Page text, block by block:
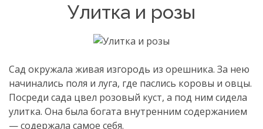
Улитка и розы
Сад окружала живая изгородь из орешника. За нею
начинались поля и луга, где паслись коровы и овцы.
Посреди сада цвел розовый куст, а под ним сидела
улитка. Она была богата внутренним содержанием
— содержала самое себя.